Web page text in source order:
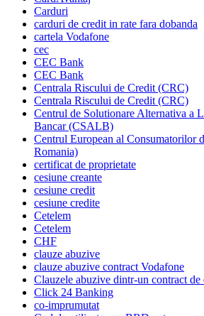
Carduri
carduri de credit in rate fara dobanda
cartela Vodafone
cec
CEC Bank
CEC Bank
Centrala Riscului de Credit (CRC)
Centrala Riscului de Credit (CRC)
Centrul de Solutionare Alternativa a
Bancar (CSALB)
Centrul European al Consumatorilor
Romania)
certificat de proprietate
cesiune creante
cesiune credit
cesiune credite
Cetelem
Cetelem
CHF
clauze abuzive
clauze abuzive contract Vodafone
Clauzele abuzive dintr-un contract de
Click 24 Banking
co-imprumutat